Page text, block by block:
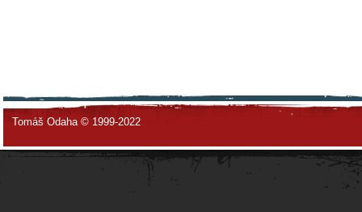
Tomáš Odaha © 1999-2022